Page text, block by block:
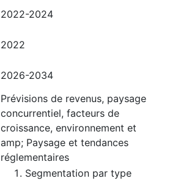
2022-2024
2022
2026-2034
Prévisions de revenus, paysage
concurrentiel, facteurs de
croissance, environnement et
amp; Paysage et tendances
réglementaires
Segmentation par type